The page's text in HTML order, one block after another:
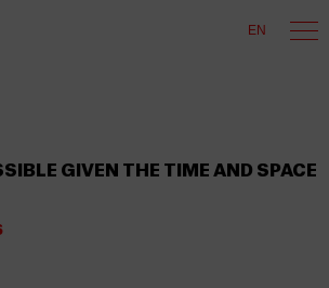
EN
GIVEN THE TIME AND SPACE